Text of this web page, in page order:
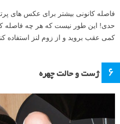
فاصله کانونی بیشتر برای عکس های
حدی! این طور نیست که هر چه فاصله
کمی عقب بروید و از زوم لنز استفاده
۶ ژست و حالت چهره